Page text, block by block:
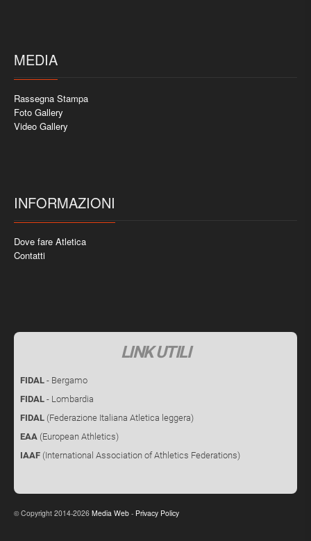
MEDIA
Rassegna Stampa
Foto Gallery
Video Gallery
INFORMAZIONI
Dove fare Atletica
Contatti
LINK UTILI
FIDAL - Bergamo
FIDAL - Lombardia
FIDAL (Federazione Italiana Atletica leggera)
EAA (European Athletics)
IAAF (International Association of Athletics Federations)
©Copyright 2014-2026 Media Web - Privacy Policy